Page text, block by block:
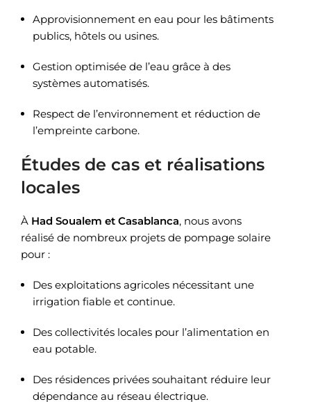
Approvisionnement en eau pour les bâtiments
publics, hôtels ou usines.
Gestion optimisée de l’eau grâce à des
systèmes automatisés.
Respect de l’environnement et réduction de
l’empreinte carbone.
Études de cas et réalisations
locales
À Had Soualem et Casablanca, nous avons
réalisé de nombreux projets de pompage solaire
pour :
Des exploitations agricoles nécessitant une
irrigation fiable et continue.
Des collectivités locales pour l’alimentation en
eau potable.
Des résidences privées souhaitant réduire leur
dépendance au réseau électrique.